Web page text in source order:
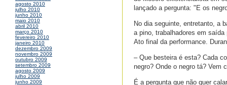
agosto 2010
julho 2010
junho 2010
maio 2010
abril 2010
março 2010
fevereiro 2010
janeiro 2010
dezembro 2009
novembro 2009
outubro 2009
setembro 2009
agosto 2009
julho 2009
junho 2009
lançado a pergunta: "E os
No dia seguinte, entretanto, a
a pino, trabalhadores em
Ato final da performance.
– Que besteira é esta? Cada
negro? Onde o negro tá? Vem
É a pergunta que não quer